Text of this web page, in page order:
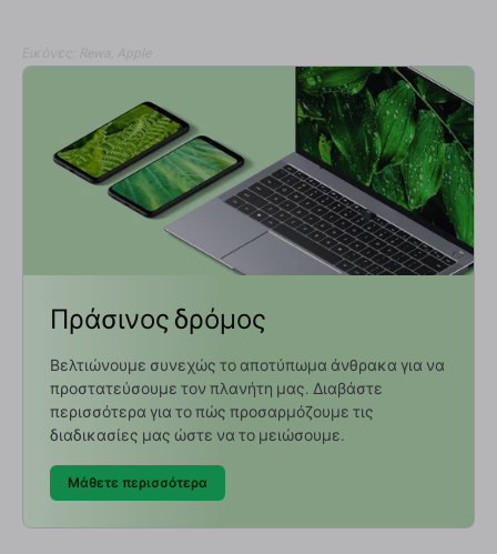
Πράσινος δρόμος
Βελτιώνουμε συνεχώς το αποτύπωμα άνθρακα για να
προστατεύσουμε τον πλανήτη μας. Διαβάστε
περισσότερα για το πώς προσαρμόζουμε τις
διαδικασίες μας ώστε να το μειώσουμε.
Μάθετε περισσότερα